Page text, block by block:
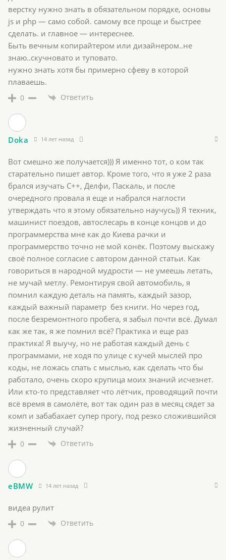
верстку нужно знать в обязательном порядке, основы
js и php — само собой. самому все проще и быстрее
сделать. и главное — интереснее.
Быть вечным копирайтером или дизайнером..не
знаю..скучновато и туповато.
нужно знать хотя бы примерно сфеву в которой
плаваешь.
0 Ответить
Doka 14 лет назад
Вот смешно же получается))) Я именно тот, о ком так
старательно пишет автор. Кроме того, что я уже 2 раза
брался изучать С++, Делфи, Паскаль, и после
очередного провала я еще и набрался наглости
утверждать что я этому обязательно научусь)) Я техник,
машинист поездов, автослесарь в конце концов и до
программерства мне как до Киева рачки и
программерство точно не мой конёк. Поэтому выскажу
своё полное согласие с автором данной статьи. Как
говориться в народной мудрости — не умеешь летать,
не мучай метлу. Ремонтируя свой автомобиль, я
помнил каждую деталь на память, каждый зазор,
каждый важный параметр без книги. Но через год,
после безремонтного пробега, я забыл почти всё. Думал
как же так, я же помнил всё? Практика и еще раз
практика! Я выучу, но не работая каждый день с
программами, не ходя по улице с кучей мыслей про
коды, не ложась спать с мыслью, как сделать что бы
работало, очень скоро крупица моих знаний исчезнет.
Или кто-то представляет что лётчик, проводящий почти
всё время в самолёте, вот так один раз в месяц сядет за
комп и забабахает супер прогу, под резко сложившийся
жизненный случай?
0 Ответить
eBMW 14 лет назад
видеа рулит
0 Ответить